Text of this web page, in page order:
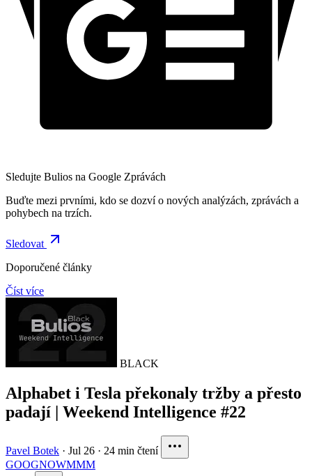
Sledujte Bulios na Google Zprávách
Buďte mezi prvními, kdo se dozví o nových analýzách, zprávách a
pohybech na trzích.
Sledovat
Doporučené články
Číst více
BLACK
Alphabet i Tesla překonaly tržby a přesto
padají | Weekend Intelligence #22
Pavel Botek · Jul 26 · 24 min čtení
GOOGNOWMMM